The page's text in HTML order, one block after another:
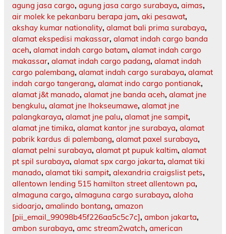
agung jasa cargo, agung jasa cargo surabaya, aimas,
air molek ke pekanbaru berapa jam, aki pesawat,
akshay kumar nationality, alamat bali prima surabaya,
alamat ekspedisi makassar, alamat indah cargo banda
aceh, alamat indah cargo batam, alamat indah cargo
makassar, alamat indah cargo padang, alamat indah
cargo palembang, alamat indah cargo surabaya, alamat
indah cargo tangerang, alamat indo cargo pontianak,
alamat j&t manado, alamat jne banda aceh, alamat jne
bengkulu, alamat jne lhokseumawe, alamat jne
palangkaraya, alamat jne palu, alamat jne sampit,
alamat jne timika, alamat kantor jne surabaya, alamat
pabrik kardus di palembang, alamat paxel surabaya,
alamat pelni surabaya, alamat pt pupuk kaltim, alamat
pt spil surabaya, alamat spx cargo jakarta, alamat tiki
manado, alamat tiki sampit, alexandria craigslist pets,
allentown lending 515 hamilton street allentown pa,
almaguna cargo, almaguna cargo surabaya, aloha
sidoarjo, amalindo bontang, amazon
[pii_email_99098b45f226aa5c5c7c], ambon jakarta,
ambon surabaya, amc stream2watch, american